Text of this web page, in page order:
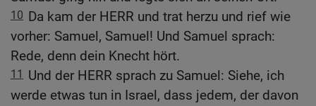
10 Da kam der HERR und trat herzu und rief wie
vorher: Samuel, Samuel! Und Samuel sprach:
Rede, denn dein Knecht hört.
11
Und der HERR sprach zu Samuel: Siehe, ich
werde etwas tun in Israel, dass jedem, der davon